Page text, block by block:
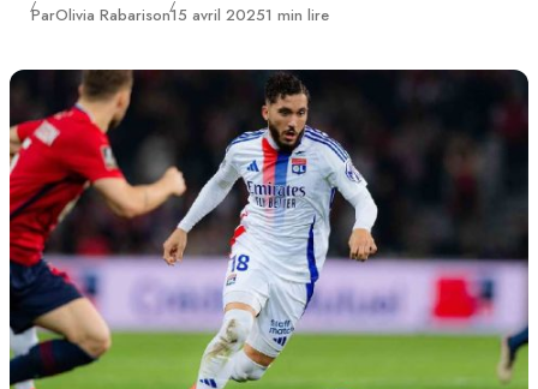
ParOlivia RabarisonPublié
15 avril 20251 min lire